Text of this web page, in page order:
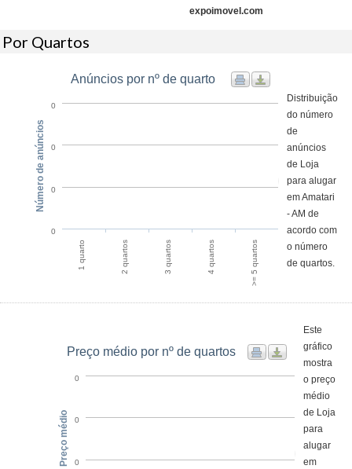
expoimovel.com
Por Quartos
Anúncios por nº de quarto
1 quarto 2 quartos 3 quartos 4 quartos >= 5 quartos
0
0
0
0
Número de anúncios
Distribuição
do número
de
anúncios
de Loja
para alugar
em Amatari
- AM de
acordo com
o número
de quartos.
Preço médio por nº de quartos
0
0
0
Preço médio
Este
gráfico
mostra
o preço
médio
de Loja
para
alugar
em